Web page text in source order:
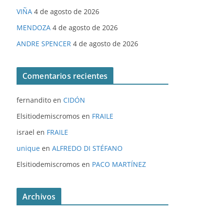
VIÑA 4 de agosto de 2026
MENDOZA 4 de agosto de 2026
ANDRE SPENCER 4 de agosto de 2026
Comentarios recientes
fernandito en CIDÓN
Elsitiodemiscromos en FRAILE
israel en FRAILE
unique en ALFREDO DI STÉFANO
Elsitiodemiscromos en PACO MARTÍNEZ
Archivos